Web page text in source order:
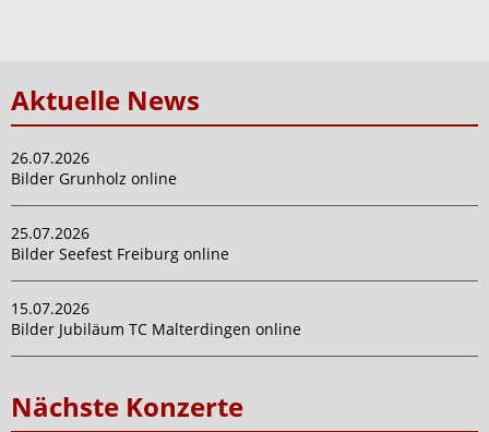
Aktuelle News
26.07.2026
Bilder Grunholz online
25.07.2026
Bilder Seefest Freiburg online
15.07.2026
Bilder Jubiläum TC Malterdingen online
Nächste Konzerte